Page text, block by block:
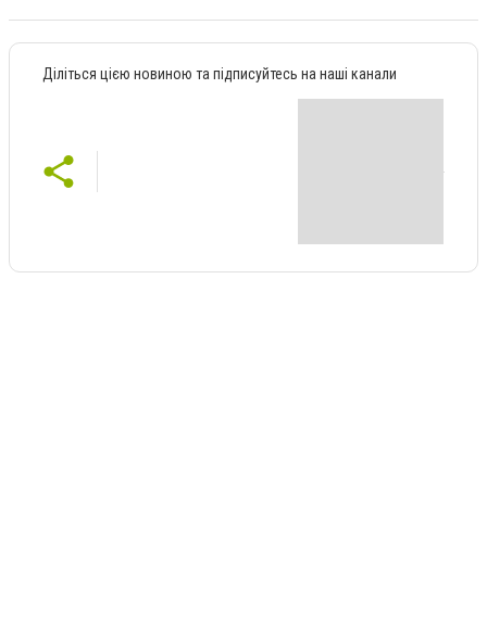
Діліться цією новиною та підписуйтесь на наші канали